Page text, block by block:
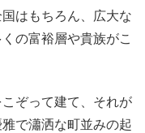
はもちろん、広大な
の富裕層や貴族がこ
ぞって建て、それが
で瀟洒な町並みの起